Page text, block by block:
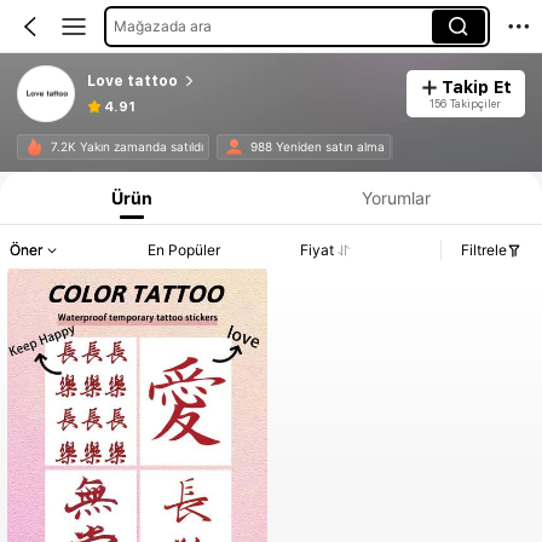
Mağazada ara
Love tattoo
4.91
Takip Et
156 Takipçiler
7.2K Yakın zamanda satıldı 988 Yeniden satın alma
Ürün Yorumlar
Öner En Popüler Fiyat Filtrele